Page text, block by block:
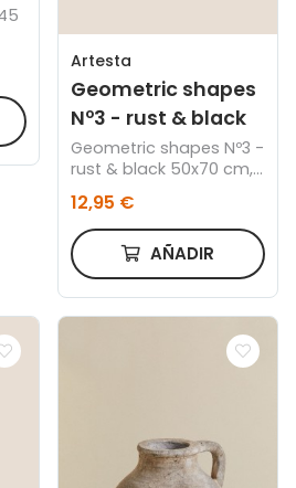
Artesta
Geometric shapes
Nº3 - rust & black
Geometric shapes Nº3 -
rust & black 50x70 cm,
12,95 €
AÑADIR